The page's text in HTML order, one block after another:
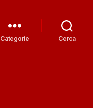
Categorie Cerca